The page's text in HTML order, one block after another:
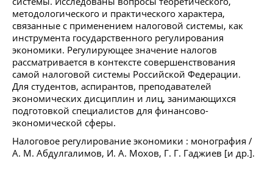
методологического и практического характера,
связанные с применением налоговой системы, как
инструмента государственного регулирования
экономики. Регулирующее значение налогов
рассматривается в контексте совершенствования
самой налоговой системы Российской Федерации.
Для студентов, аспирантов, преподавателей
экономических дисциплин и лиц, занимающихся
подготовкой специалистов для финансово-
экономической сферы.
Налоговое регулирование экономики : монография /
А. М. Абдулгалимов, И. А. Мохов, Г. Г. Гаджиев [и др.].